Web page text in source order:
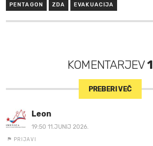
PENTAGON ZDA EVAKUACIJA
KOMENTARJEV1
PREBERI VEČ
Leon
19:50 11.JUNIJ 2026.
PRIJAVI